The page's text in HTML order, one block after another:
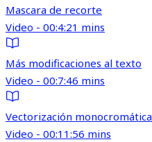
Mascara de recorte
Video - 00:4:21 mins
Más modificaciones al texto
Video - 00:7:46 mins
Vectorización monocromática
Video - 00:11:56 mins